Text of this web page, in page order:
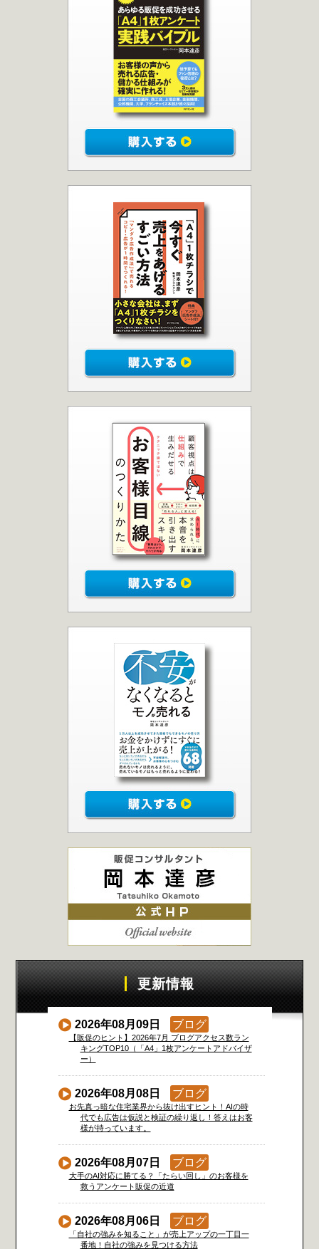
更新情報
2026年08月09日 ブログ
【販促のヒント】2026年7月 ブログアクセス数ラン
キングTOP10（「A4」1枚アンケートアドバイザ
ー）
2026年08月08日 ブログ
お先真っ暗な住宅業界から抜け出すヒント！AIの時
代でも広告は仮説と検証の繰り返し！答えはお客
様が持っています。
2026年08月07日 ブログ
大手のAI対応に勝てる？「たらい回し」のお客様を
救うアンケート販促の近道
2026年08月06日 ブログ
「自社の強みを知ること」が売上アップの一丁目一
番地！自社の強みを見つける方法